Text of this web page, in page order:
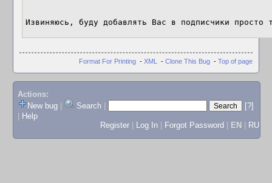
Извиняюсь, буду добавлять Вас в подписчики просто
Format For Printing - XML - Clone This Bug - Top of page
Actions:
New bug
Search
[?]
Help
Register
Log In Forgot Password EN RU